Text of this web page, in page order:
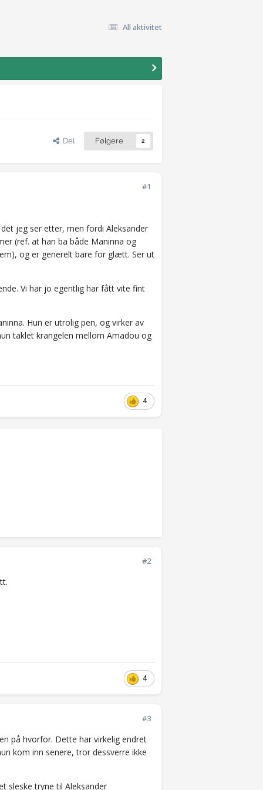
All aktivitet
Del Følgere 2
#1
jeg ser etter, men fordi Aleksander
(ref. at han ba både Maninna og
og er generelt bare for glætt. Ser ut
Vi har jo egentlig har fått vite fint
Hun er utrolig pen, og virker av
taklet krangelen mellom Amadou og
4
#2
4
#3
på hvorfor. Dette har virkelig endret
kom inn senere, tror dessverre ikke
sleske tryne til Aleksander